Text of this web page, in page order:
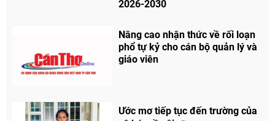
2026-2030
Nâng cao nhận thức về rối loạn
phổ tự kỷ cho cán bộ quản lý và
giáo viên
Ước mơ tiếp tục đến trường của